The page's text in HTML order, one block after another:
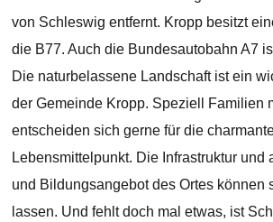
von Schleswig entfernt. Kropp besitzt
die B77. Auch die Bundesautobahn A7
Die naturbelassene Landschaft ist ein
der Gemeinde Kropp. Speziell Familien
entscheiden sich gerne für die
Lebensmittelpunkt. Die Infrastruktur und
und Bildungsangebot des Ortes können
lassen. Und fehlt doch mal etwas, ist